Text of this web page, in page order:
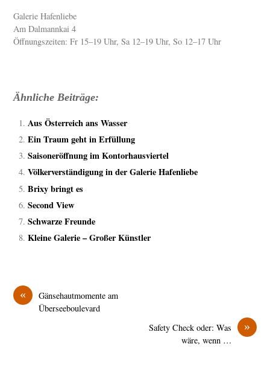
Galerie Hafenliebe
Am Dalmannkai 4
Öffnungszeiten: Fr 15–19 Uhr, Sa 12–19 Uhr, So 12–17 Uhr
Ähnliche Beiträge:
Aus Österreich ans Wasser
Ein Traum geht in Erfüllung
Saisoneröffnung im Kontorhausviertel
Völkerverständigung in der Galerie Hafenliebe
Brixy bringt es
Second View
Schwarze Freunde
Kleine Galerie – Großer Künstler
«
Gänsehautmomente am
Überseeboulevard
»
Safety Check oder: Was
wäre, wenn …